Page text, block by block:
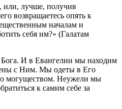
или, лучше, получив
возвращаетесь опять к
началам и
себя им?» (Галатам
И в Евангелии мы находим
с Ним. Мы одеты в Его
могуществом. Неужели мы
к самим себе за